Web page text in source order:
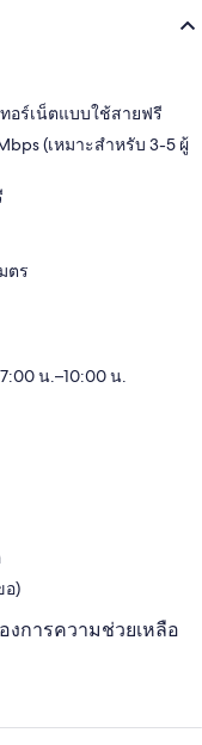
อร์เน็ตแบบใช้สายฟรี
(เหมาะสำหรับ 3-5 ผู้
ตร
น.–10:00 น.
อ)
การความช่วยเหลือ